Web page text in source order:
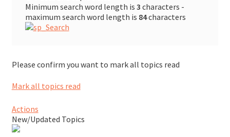
Minimum search word length is 3 characters -
maximum search word length is 84characters
Please confirm you want to mark all topics read
Mark all topics read
Actions
New/Updated Topics